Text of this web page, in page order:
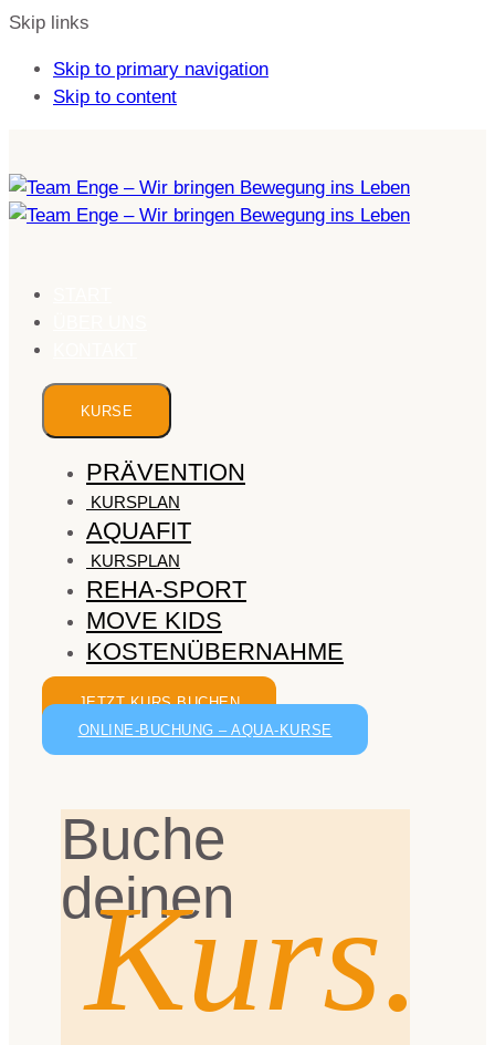
Skip links
Skip to primary navigation
Skip to content
KURSE
PRÄVENTION
KURSPLAN
AQUAFIT
KURSPLAN
REHA-SPORT
MOVE KIDS
KOSTENÜBERNAHME
JETZT KURS BUCHEN
ONLINE-BUCHUNG – AQUA-KURSE
Buche
deinen
Kurs.